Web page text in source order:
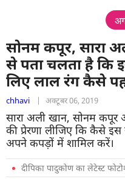
सोनम कपूर, सारा
से पता चलता है कि
लिए लाल रंग कैसे
chhavi | अक्टूबर 06, 2019
सारा अली खान, सोनम कपूर
की प्रेरणा लीजिए कि कैसे
अपने कपड़ों में शामिल करें।
दीपिका पादुकोण का लेटेस्ट